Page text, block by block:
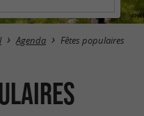
Agenda Fêtes populaires